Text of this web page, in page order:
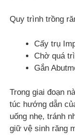
Quy trình trồng
Cấy trụ
Chờ quá
Gắn
Trong giai đoạn
túc hướng dẫn
uống nhẹ, tránh
giữ vệ sinh răng